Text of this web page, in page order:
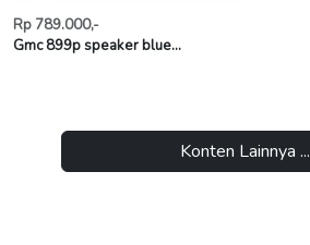
Rp 789.000,-
Gmc 899p speaker blue...
Konten Lainnya ...